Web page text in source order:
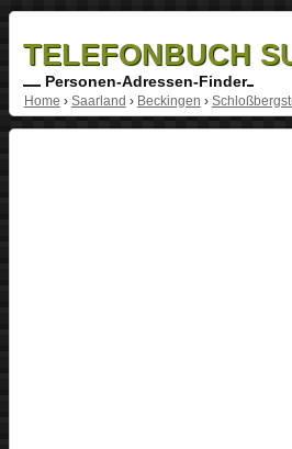
TELEFONBUCH
Personen-Adressen-Finder
Home › Saarland › Beckingen ›